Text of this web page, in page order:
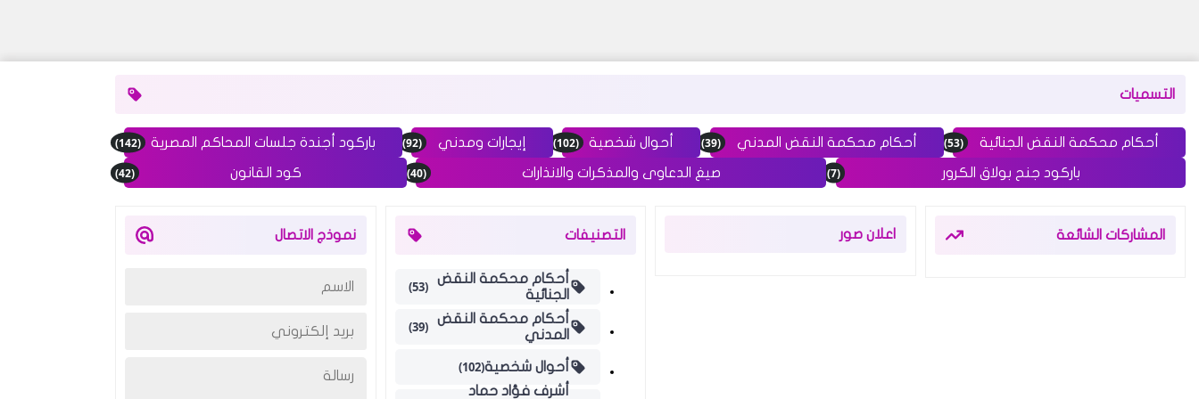
التسميات
أحكام محكمة النقض الجنائية (53) أحكام محكمة النقض المدني (39) أحوال شخصية (102) إيجارات ومدني (92) باركود أجندة جلسات المحاكم المصرية (142)
باركود جنح بولاق الكرور (7) صيغ الدعاوى والمذكرات والانذارات (40) كود القانون (42)
المشاركات الشائعة اعلان صور التصنيفات
أحكام محكمة النقض
الجنائية
(53)
أحكام محكمة النقض
المدني
(39)
أحوال شخصية(102)
أشرف فؤاد حماد
نموذج الاتصال